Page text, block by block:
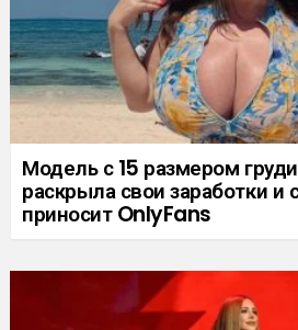
Модель с 15 размером
раскрыла свои заработки и
приносит OnlyFans